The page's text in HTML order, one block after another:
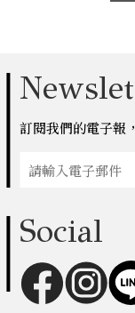
訂閱我們的電子報
Social